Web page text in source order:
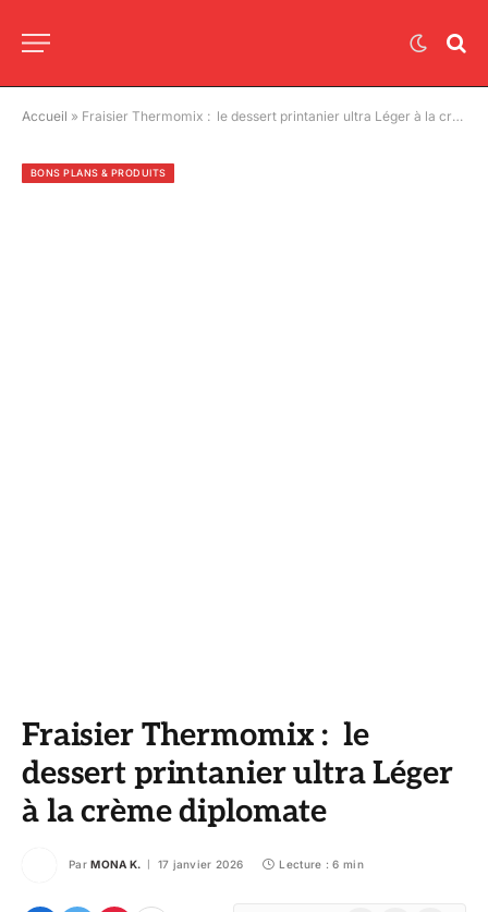
Accueil » Fraisier Thermomix : le dessert printanier ultra Léger à la crème diplomate
BONS PLANS & PRODUITS
Fraisier Thermomix : le
dessert printanier ultra Léger
à la crème diplomate
Par MONA K. 17 janvier 2026 Lecture : 6 min